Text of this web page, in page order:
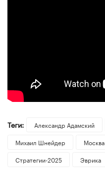
Теги: Александр Адамский
Михаил Шнейдер
Москва
Стратегии-2025
Эврика